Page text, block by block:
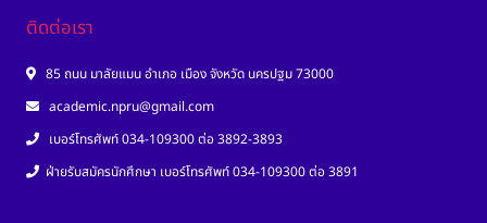
ติดต่อเรา
85 ถนน มาลัยแมน อำเภอ เมือง จังหวัด นครปฐม 73000
academic.npru@gmail.com
เบอร์โทรศัพท์ 034-109300 ต่อ 3892-3893
ฝ่ายรับสมัครนักศึกษา เบอร์โทรศัพท์ 034-109300 ต่อ 3891